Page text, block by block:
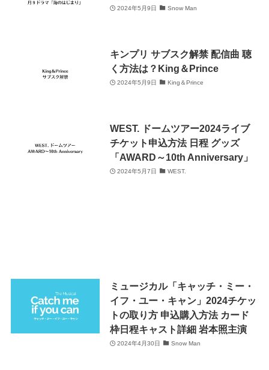
2024年5月9日 Snow Man
キンプリ サブスク解禁 配信曲 聴
く方法は？King＆Prince
2024年5月9日 King＆Prince
WEST. ドームツアー2024ライブ
チケット申込方法 日程 グッズ
「AWARD～10th Anniversary」
2024年5月7日 WEST.
ミュージカル「キャッチ・ミー・
イフ・ユー・キャン」2024チケッ
トの取り方 申込購入方法 カード
枠日程キャスト詳細 岩本照主演
2024年4月30日 Snow Man